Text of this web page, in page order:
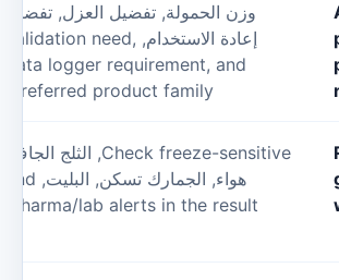
وزن الحمولة, تفضيل العزل, تفضيل
إعادة الاستخدام, validation need,
data logger requirement
preferred product family
.
Check freeze-sensitive, الثلج الجاف,
هواء, الجمارك تسكن, البليت,and
pharma/lab alerts in the result
.